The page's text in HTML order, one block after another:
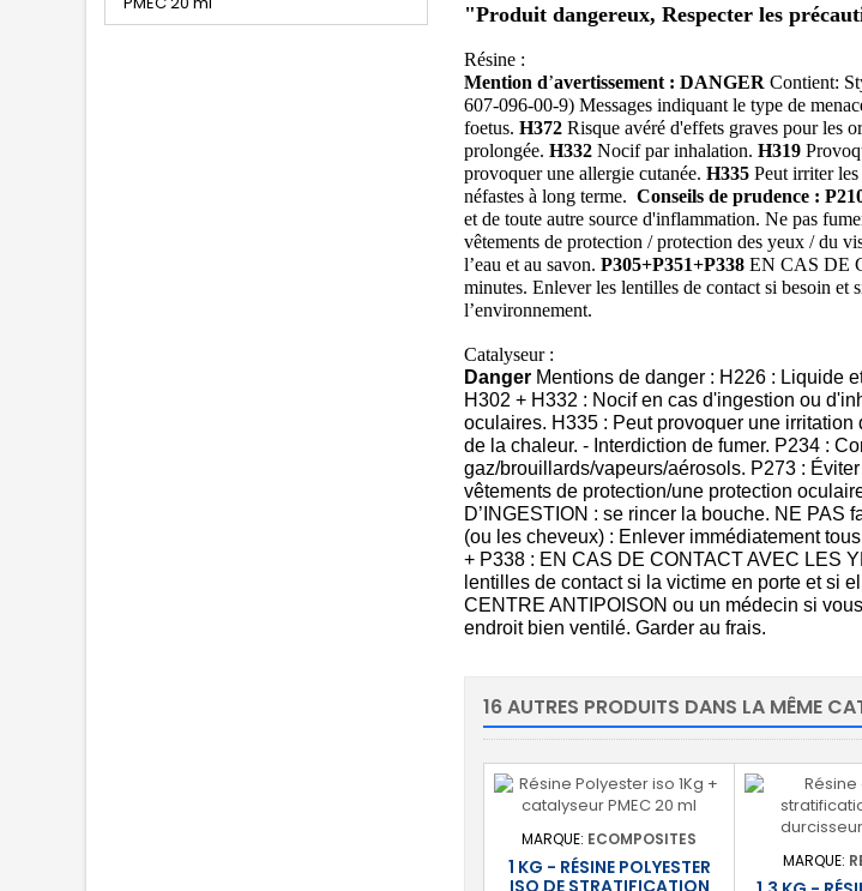
"Produit dangereux, Respecter les
Résine :
Mention d’avertissement : DANGER Contient:
607-096-00-9) Messages indiquant le type de
foetus. H372 Risque avéré d'effets graves pour les
prolongée. H332 Nocif par inhalation. H319
provoquer une allergie cutanée. H335 Peut irriter
néfastes à long terme. Conseils de prudence :
et de toute autre source d'inflammation. Ne pas
vêtements de protection / protection des yeux / du
l’eau et au savon. P305+P351+P338 EN CAS DE
minutes. Enlever les lentilles de contact si besoin et
l’environnement.
Catalyseur :
Danger Mentions de danger : H226 : Liquide
H302 + H332 : Nocif en cas d'ingestion ou
oculaires. H335 : Peut provoquer une
de la chaleur. - Interdiction de fumer. P234 :
gaz/brouillards/vapeurs/aérosols. P273 :
vêtements de protection/une protection
D’INGESTION : se rincer la bouche. NE PAS
(ou les cheveux) : Enlever immédiatement
+ P338 : EN CAS DE CONTACT AVEC LES
lentilles de contact si la victime en porte et si
CENTRE ANTIPOISON ou un médecin si
endroit bien ventilé. Garder au frais.
16 AUTRES PRODUITS DANS LA MÊME
MARQUE: ECOMPOSITES
1 KG - RÉSINE POLYESTER
ISO DE STRATIFICATION
MARQUE: